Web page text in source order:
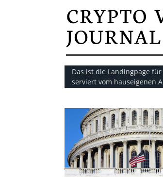
Das ist die Landingpage
serviert vom hauseigenen